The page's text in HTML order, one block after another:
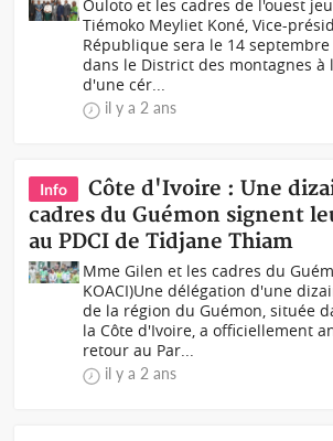
Ouloto et les cadres de l'ouest
Tiémoko Meyliet Koné, Vice-
République sera le 14 septembre
dans le District des montagnes à
d'une cér...
il y a 2 ans
Info
Côte d'Ivoire : Une
cadres du Guémon signent
au PDCI de Tidjane Thiam
Mme Gilen et les cadres du
KOACI)Une délégation d'une
de la région du Guémon, située
la Côte d'Ivoire, a officiellement
retour au Par...
il y a 2 ans